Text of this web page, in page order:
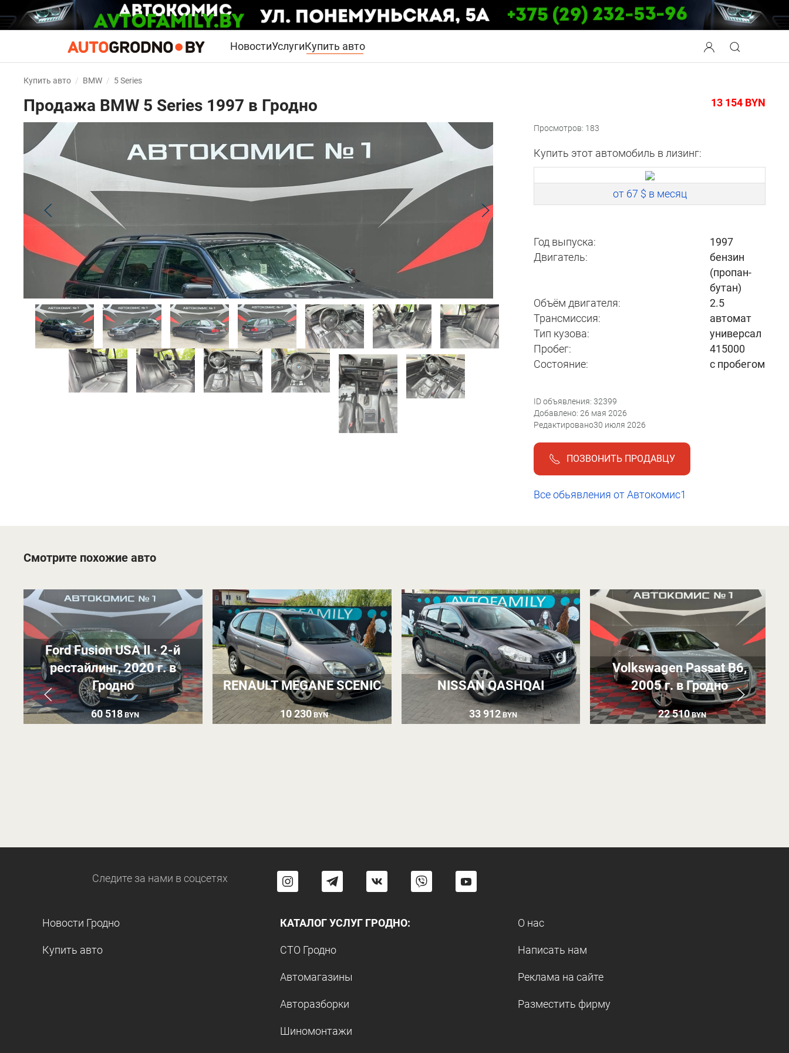
НовостиУслугиКупить авто
Купить авто BMW 5 Series
Продажа BMW 5 Series 1997 в Гродно 13 154 BYN
Просмотров: 183
Купить этот автомобиль в лизинг:
от 67 $ в месяц
Год выпуска:
1997
Двигатель:
бензин
(пропан-
бутан)
Объём двигателя:
2.5
Трансмиссия:
автомат
Тип кузова:
универсал
Пробег:
415000
Состояние:
с пробегом
ID объявления: 32399
Добавлено: 26 мая 2026
Редактировано30 июля 2026
ПОЗВОНИТЬ ПРОДАВЦУ
Все обьявления от Автокомис1
Смотрите похожие авто
Ford Fusion USA II · 2-й
рестайлинг, 2020 г. в
Гродно
60 518 BYN
RENAULT MEGANE SCENIC
10 230 BYN
NISSAN QASHQAI
33 912 BYN
Volkswagen Passat B6,
2005 г. в Гродно
22 510 BYN
Следите за нами в соцсетях
Новости Гродно
Купить авто
КАТАЛОГ УСЛУГ ГРОДНО:
СТО Гродно
Автомагазины
Авторазборки
Шиномонтажи
О нас
Написать нам
Реклама на сайте
Разместить фирму